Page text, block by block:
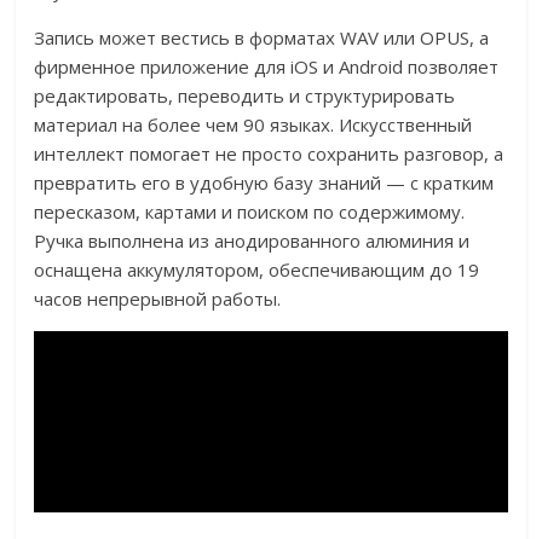
Запись может вестись в форматах WAV или OPUS, а
фирменное приложение для iOS и Android позволяет
редактировать, переводить и структурировать
материал на более чем 90 языках. Искусственный
интеллект помогает не просто сохранить разговор, а
превратить его в удобную базу знаний — с кратким
пересказом, картами и поиском по содержимому.
Ручка выполнена из анодированного алюминия и
оснащена аккумулятором, обеспечивающим до 19
часов непрерывной работы.